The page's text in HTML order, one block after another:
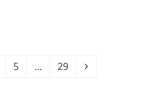
Seite
5 … Seite
29 Vorwärts